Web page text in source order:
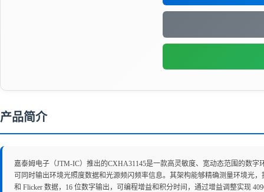
产品简介
嘉泰姆电子（JTM-IC）推出的CXHA31145是一款高灵敏度、宽动态范围的数
可同时输出环境光照度数据和光源频闪频率信息。其架构能够精确测量环境光
和 Flicker 数据，16 位数字输出，可编程增益和积分时间，通过增益调整实现